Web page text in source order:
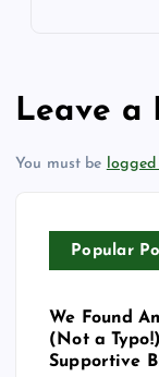
Leave a
You must be
Popular
We Found
(Not a
Supportive